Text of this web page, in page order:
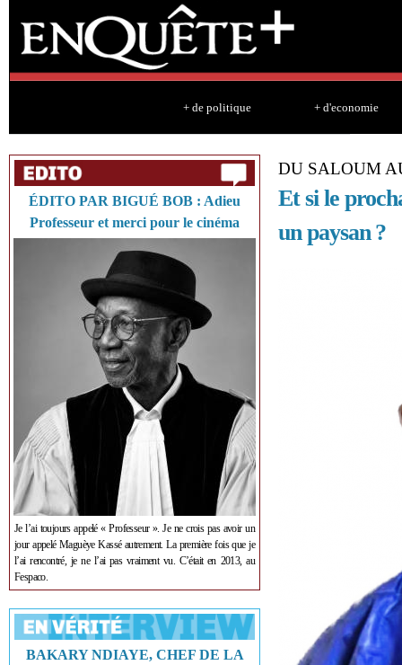
+ de politique + d'economie
ÉDITO PAR BIGUÉ BOB : Adieu
Professeur et merci pour le cinéma
Je l’ai toujours appelé « Professeur ». Je ne crois pas avoir un
jour appelé Maguèye Kassé autrement. La première fois que je
l’ai rencontré, je ne l’ai pas vraiment vu. C’était en 2013, au
Fespaco.
BAKARY NDIAYE, CHEF DE LA
DU SALOUM
Et si le
un paysan ?